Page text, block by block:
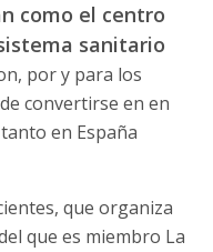
como el centro
sanitario
por y para los
convertirse en en
en España
que organiza
que es miembro La